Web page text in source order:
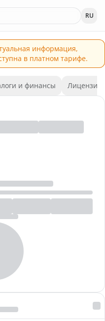
RU
информация,
в платном тарифе.
и финансы Лицензии